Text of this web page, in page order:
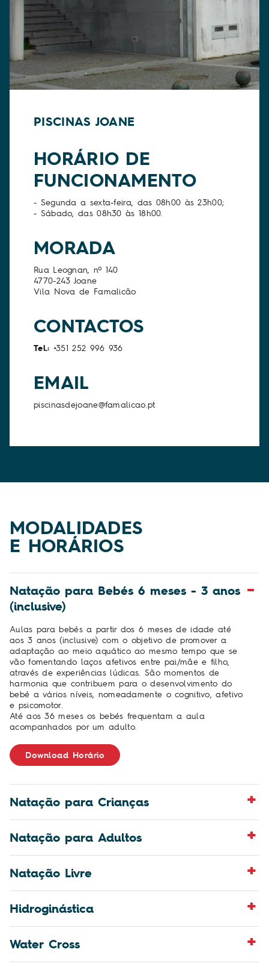
PISCINAS JOANE
HORÁRIO DE
FUNCIONAMENTO
- Segunda a sexta-feira, das 08h00 às 23h00;
- Sábado, das 08h30 às 18h00.
MORADA
Rua Leognan, nº 140
4770-243 Joane
Vila Nova de Famalicão
CONTACTOS
Tel.: +351 252 996 936
EMAIL
piscinasdejoane@famalicao.pt
MODALIDADES
E HORÁRIOS
Natação para Bebés 6 meses - 3 anos
(inclusive)
Aulas para bebés a partir dos 6 meses de idade até
aos 3 anos (inclusive) com o objetivo de promover a
adaptação ao meio aquático ao mesmo tempo que se
vão fomentando laços afetivos entre pai/mãe e filho,
através de experiências lúdicas. São momentos de
harmonia que contribuem para o desenvolvimento do
bebé a vários níveis, nomeadamente o cognitivo, afetivo
e psicomotor.
Até aos 36 meses os bebés frequentam a aula
acompanhados por um adulto.
Download Horário
Natação para Crianças
Natação para Adultos
Natação Livre
Hidroginástica
Water Cross